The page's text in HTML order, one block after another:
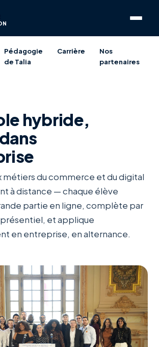
Pédagogie
de Talia
Carrière
Nos
partenaires
hybride,
dans
métiers du commerce et du digital
à distance — chaque élève
partie en ligne, complète par
et applique
en entreprise, en alternance.